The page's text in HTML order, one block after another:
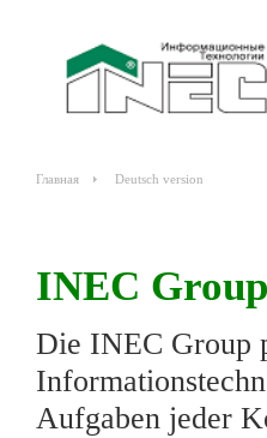
Главная Deutsch version
INEC Group
Die INEC Group
Aufgaben jeder